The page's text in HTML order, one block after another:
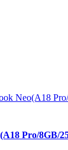
Pro/8GB/